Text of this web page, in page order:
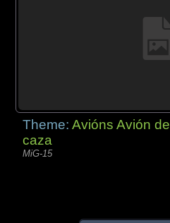
Theme:Avións Avión de
caza
MiG-15